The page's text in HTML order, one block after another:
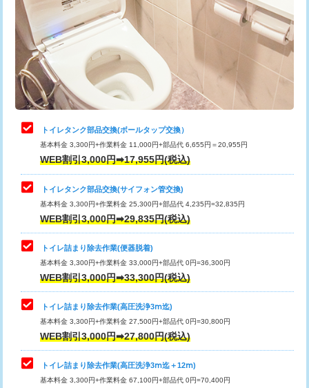
トイレタンク部品交換(ボールタップ交換）
基本料金 3,300円+作業料金 11,000円+部品代 6,655円＝20,955円
WEB割引3,000円➡17,955円(税込)
トイレタンク部品交換(サイフォン管交換)
基本料金 3,300円+作業料金 25,300円+部品代 4,235円=32,835円
WEB割引3,000円➡29,835円(税込)
トイレ詰まり除去作業(便器脱着)
基本料金 3,300円+作業料金 33,000円+部品代 0円=36,300円
WEB割引3,000円➡33,300円(税込)
トイレ詰まり除去作業(高圧洗浄3ⅿ迄)
基本料金 3,300円+作業料金 27,500円+部品代 0円=30,800円
WEB割引3,000円➡27,800円(税込)
トイレ詰まり除去作業(高圧洗浄3ⅿ迄＋12ⅿ)
基本料金 3,300円+作業料金 67,100円+部品代 0円=70,400円